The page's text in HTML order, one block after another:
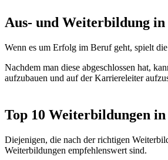
Aus- und Weiterbildung
Wenn es um Erfolg im Beruf geht, spielt
Nachdem man diese abgeschlossen hat,
aufzubauen und auf der Karriereleiter
Top 10 Weiterbildungen
Diejenigen, die nach der richtigen
Weiterbildungen empfehlenswert sind.